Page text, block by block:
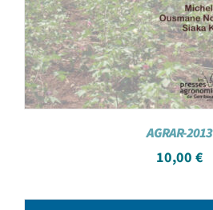
AGRAR-2013
10,00 €